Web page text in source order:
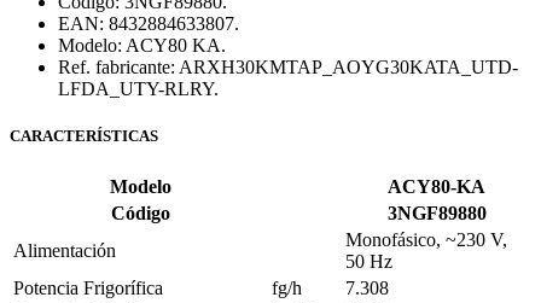
EAN: 8432884633807.
Modelo: ACY80 KA.
Ref. fabricante: ARXH30KMTAP_AOYG30KATA_UTD-
LFDA_UTY-RLRY.
CARACTERÍSTICAS
Modelo
ACY80-KA
Código
3NGF89880
Alimentación
Monofásico, ~230 V,
50 Hz
Potencia Frigorífica
fg/h
7.308